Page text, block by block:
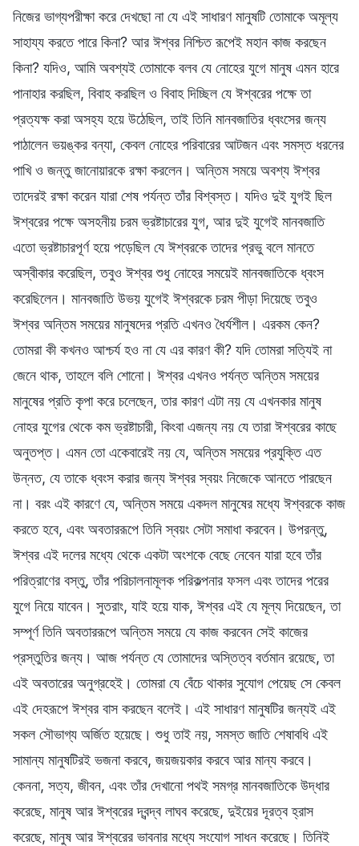
নিজের ভাগ্যপরীক্ষা করে দেখছো না যে এই সাধারণ মানুষটি তোমাকে অমূল্য
সাহায্য করতে পারে কিনা? আর ঈশ্বর নিশ্চিত রূপেই মহান কাজ করছেন
কিনা? যদিও, আমি অবশ্যই তোমাকে বলব যে নোহের যুগে মানুষ এমন হারে
পানাহার করছিল, বিবাহ করছিল ও বিবাহ দিচ্ছিল যে ঈশ্বরের পক্ষে তা
প্রত্যক্ষ করা অসহ্য হয়ে উঠেছিল, তাই তিনি মানবজাতির ধ্বংসের জন্য
পাঠালেন ভয়ঙ্কর বন্যা, কেবল নোহের পরিবারের আটজন এবং সমস্ত ধরনের
পাখি ও জন্তু জানোয়ারকে রক্ষা করলেন। অন্তিম সময়ে অবশ্য ঈশ্বর
তাদেরই রক্ষা করেন যারা শেষ পর্যন্ত তাঁর বিশ্বস্ত। যদিও দুই যুগই ছিল
ঈশ্বরের পক্ষে অসহনীয় চরম ভ্রষ্টাচারের যুগ, আর দুই যুগেই মানবজাতি
এতো ভ্রষ্টাচারপূর্ণ হয়ে পড়েছিল যে ঈশ্বরকে তাদের প্রভু বলে মানতে
অস্বীকার করেছিল, তবুও ঈশ্বর শুধু নোহের সময়েই মানবজাতিকে ধ্বংস
করেছিলেন। মানবজাতি উভয় যুগেই ঈশ্বরকে চরম পীড়া দিয়েছে তবুও
ঈশ্বর অন্তিম সময়ের মানুষদের প্রতি এখনও ধৈর্যশীল। এরকম কেন?
তোমরা কী কখনও আশ্চর্য হও না যে এর কারণ কী? যদি তোমরা সত্যিই না
জেনে থাক, তাহলে বলি শোনো। ঈশ্বর এখনও পর্যন্ত অন্তিম সময়ের
মানুষের প্রতি কৃপা করে চলেছেন, তার কারণ এটা নয় যে এখনকার মানুষ
নোহর যুগের থেকে কম ভ্রষ্টাচারী, কিংবা এজন্য নয় যে তারা ঈশ্বরের কাছে
অনুতপ্ত। এমন তো একেবারেই নয় যে, অন্তিম সময়ের প্রযুক্তি এত
উন্নত, যে তাকে ধ্বংস করার জন্য ঈশ্বর স্বয়ং নিজেকে আনতে পারছেন
না। বরং এই কারণে যে, অন্তিম সময়ে একদল মানুষের মধ্যে ঈশ্বরকে কাজ
করতে হবে, এবং অবতাররূপে তিনি স্বয়ং সেটা সমাধা করবেন। উপরন্তু,
ঈশ্বর এই দলের মধ্যে থেকে একটা অংশকে বেছে নেবেন যারা হবে তাঁর
পরিত্রাণের বস্তু, তাঁর পরিচালনামূলক পরিকল্পনার ফসল এবং তাদের পরের
যুগে নিয়ে যাবেন। সুতরাং, যাই হয়ে যাক, ঈশ্বর এই যে মূল্য দিয়েছেন, তা
সম্পূর্ণ তিনি অবতাররূপে অন্তিম সময়ে যে কাজ করবেন সেই কাজের
প্রস্তুতির জন্য। আজ পর্যন্ত যে তোমাদের অস্তিত্ব বর্তমান রয়েছে, তা
এই অবতারের অনুগ্রহেই। তোমরা যে বেঁচে থাকার সুযোগ পেয়েছ সে কেবল
এই দেহরূপে ঈশ্বর বাস করছেন বলেই। এই সাধারণ মানুষটির জন্যই এই
সকল সৌভাগ্য অর্জিত হয়েছে। শুধু তাই নয়, সমস্ত জাতি শেষাবধি এই
সামান্য মানুষটিরই ভজনা করবে, জয়জয়কার করবে আর মান্য করবে।
কেননা, সত্য, জীবন, এবং তাঁর দেখানো পথই সমগ্র মানবজাতিকে উদ্ধার
করেছে, মানুষ আর ঈশ্বরের দ্বন্দ্ব লাঘব করেছে, দুইয়ের দূরত্ব হ্রাস
করেছে, মানুষ আর ঈশ্বরের ভাবনার মধ্যে সংযোগ সাধন করেছে। তিনিই